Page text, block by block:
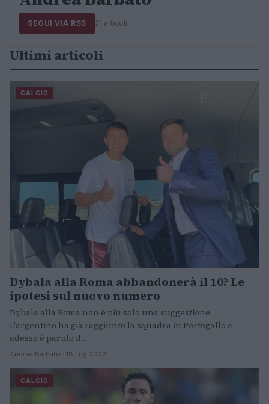
SEGUI VIA RSS 21 articoli
Ultimi articoli
CALCIO
Dybala alla Roma abbandonerà il 10? Le
ipotesi sul nuovo numero
Dybala alla Roma non è più solo una suggestione.
L'argentino ha già raggiunto la squadra in Portogallo e
adesso è partito il…
Andrea Barbato · 18 Lug 2022
CALCIO